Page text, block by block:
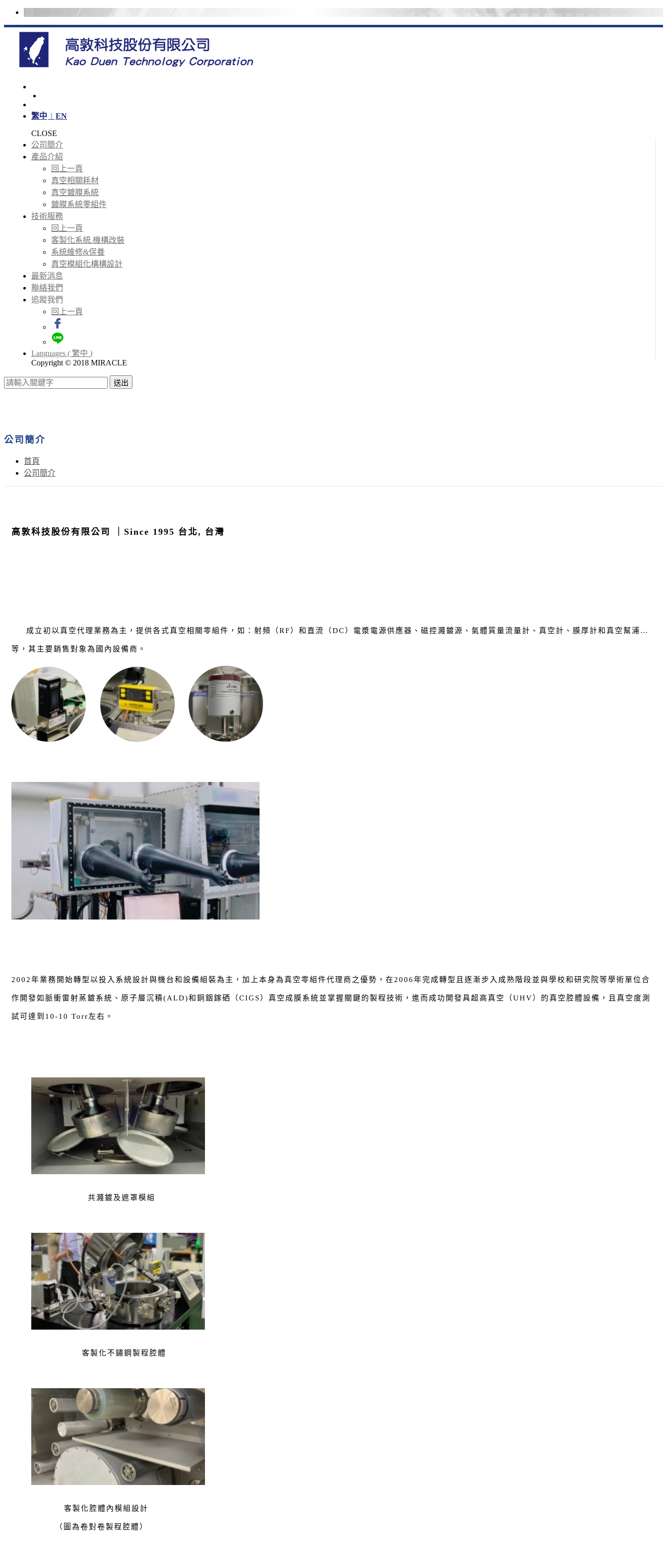
繁中 EN
CLOSE
公司簡介
產品介紹
回上一頁
真空相關耗材
真空鍍膜系統
鍍膜系統零組件
技術服務
回上一頁
客製化系統.機構改裝
系統維修&保養
真空模組化構構設計
最新消息
聯絡我們
追蹤我們
回上一頁
Languages ( 繁中 )
Copyright © 2018 MIRACLE
送出
公司簡介
首頁
公司簡介
高敦科技股份有限公司 ｜Since 1995 台北, 台灣
成立初以真空代理業務為主，提供各式真空相關零組件，如：射頻（RF）和直流（DC）電漿電源供應器、磁控濺鍍源、氣體質量流量計、真空計、膜厚計和真空幫浦…
等，其主要銷售對象為國內設備商。
2002年業務開始轉型以投入系統設計與機台和設備組裝為主，加上本身為真空零組件代理商之優勢，在2006年完成轉型且逐漸步入成熟階段並與學校和研究院等學術單位合
作開發如脈衝雷射蒸鍍系統、原子層沉積(ALD)和銅銦鎵硒（CIGS）真空成膜系統並掌握關鍵的製程技術，進而成功開發具超高真空（UHV）的真空腔體設備，且真空度測
試可達到10-10 Torr左右。
共濺鍍及遮罩模組
客製化不鏽鋼製程腔體
客製化腔體內模組設計
（圖為卷對卷製程腔體）